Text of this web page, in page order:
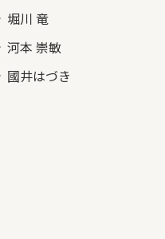
堀川 竜
河本 崇敏
國井はづき